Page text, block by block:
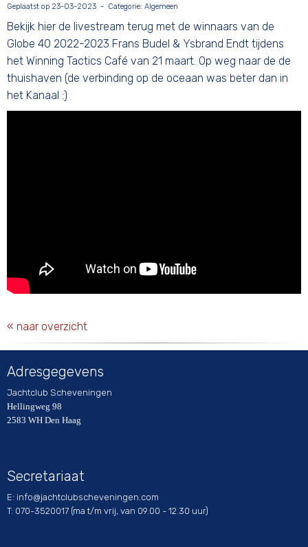
Geplaatst op 23-03-2023 - Categorie: Algemeen
Bekijk hier de livestream terug met de winnaars van de
Globe 40 2022-2023 Frans Budel & Ysbrand Endt tijdens
het Winning Tactics Café van 21 maart. Op weg naar de de
thuishaven (de verbinding op de oceaan was beter dan in
het Kanaal :)
« naar overzicht
Adresgegevens
Jachtclub Scheveningen
Hellingweg 98
2583 WH Den Haag
Secretariaat
E: ofni@jachtclubscheveningen.com
T: 070-3520017 (ma t/m vrij, van 09.00 - 12.30 uur)